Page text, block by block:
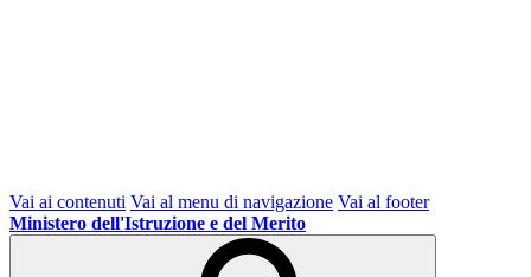
Vai ai contenuti Vai al menu di navigazione Vai al footer
Ministero dell'Istruzione e del Merito